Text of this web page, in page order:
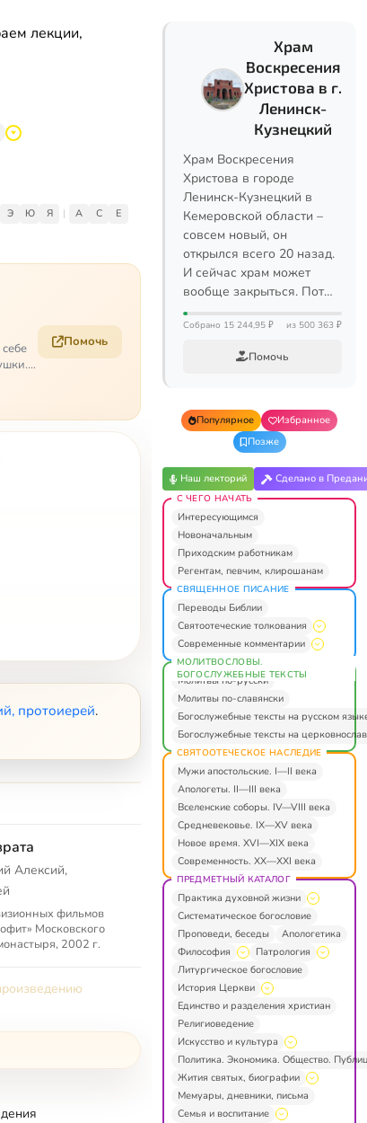
лекции,
Э Ю Я | A C
E
Помочь
протоиерей.
Алексий,
фильмов
Московского
2002 г.
Храм
Воскресения
Христова в г.
Ленинск-
Кузнецкий
Храм Воскресения
Христова в городе
Ленинск-Кузнецкий в
Кемеровской области –
совсем новый, он
открылся всего 20 назад.
И сейчас храм может
вообще закрыться. Пот…
Собрано 15 244,95 ₽ из 500 363 ₽
Помочь
Популярное
Избранное
Позже
Наш лекторий Сделано в
С ЧЕГО НАЧАТЬ
Интересующимся
Новоначальным
Приходским работникам
Регентам, певчим, клирошанам
СВЯЩЕННОЕ ПИСАНИЕ
Переводы Библии
Святоотеческие толкования
Современные комментарии
МОЛИТВОСЛОВЫ.
БОГОСЛУЖЕБНЫЕ ТЕКСТЫ
Молитвы по-русски
Молитвы по-славянски
Богослужебные тексты на русском
Богослужебные тексты на
СВЯТООТЕЧЕСКОЕ НАСЛЕДИЕ
Мужи апостольские. I—II века
Апологеты. II—III века
Вселенские соборы. IV—VIII века
Средневековье. IX—XV века
Новое время. XVI—XIX века
Современность. XX—XXI века
ПРЕДМЕТНЫЙ КАТАЛОГ
Практика духовной жизни
Систематическое богословие
Проповеди, беседы
Апологетика
Философия
Патрология
Литургическое богословие
История Церкви
Единство и разделения христиан
Религиоведение
Искусство и культура
Политика. Экономика. Общество.
Жития святых, биографии
Мемуары, дневники, письма
Семья и воспитание